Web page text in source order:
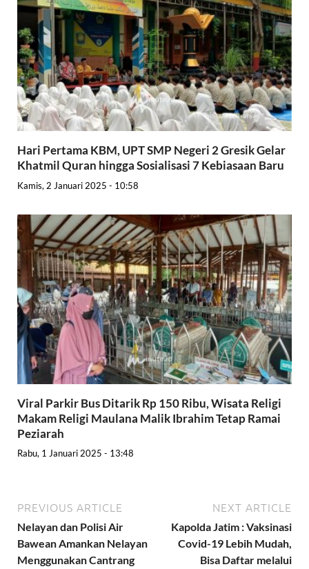
Hari Pertama KBM, UPT SMP Negeri 2 Gresik Gelar
Khatmil Quran hingga Sosialisasi 7 Kebiasaan Baru
Kamis, 2 Januari 2025 - 10:58
Viral Parkir Bus Ditarik Rp 150 Ribu, Wisata Religi
Makam Religi Maulana Malik Ibrahim Tetap Ramai
Peziarah
Rabu, 1 Januari 2025 - 13:48
PREVIOUS ARTICLE
Nelayan dan Polisi Air
Bawean Amankan Nelayan
Menggunakan Cantrang
NEXT ARTICLE
Kapolda Jatim : Vaksinasi
Covid-19 Lebih Mudah,
Bisa Daftar melalui